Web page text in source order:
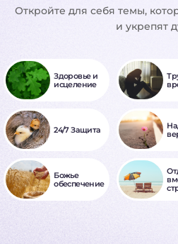
Откройте для себя темы,
и укрепят
Здоровье и
исцеление
24/7 Защита
Божье
обеспечение